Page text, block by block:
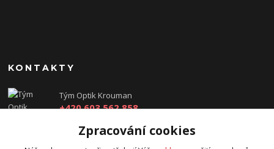
KONTAKTY
Tým Optik Krouman
+420 603 562 858
info@optikkrouman.cz
Zpracování cookies